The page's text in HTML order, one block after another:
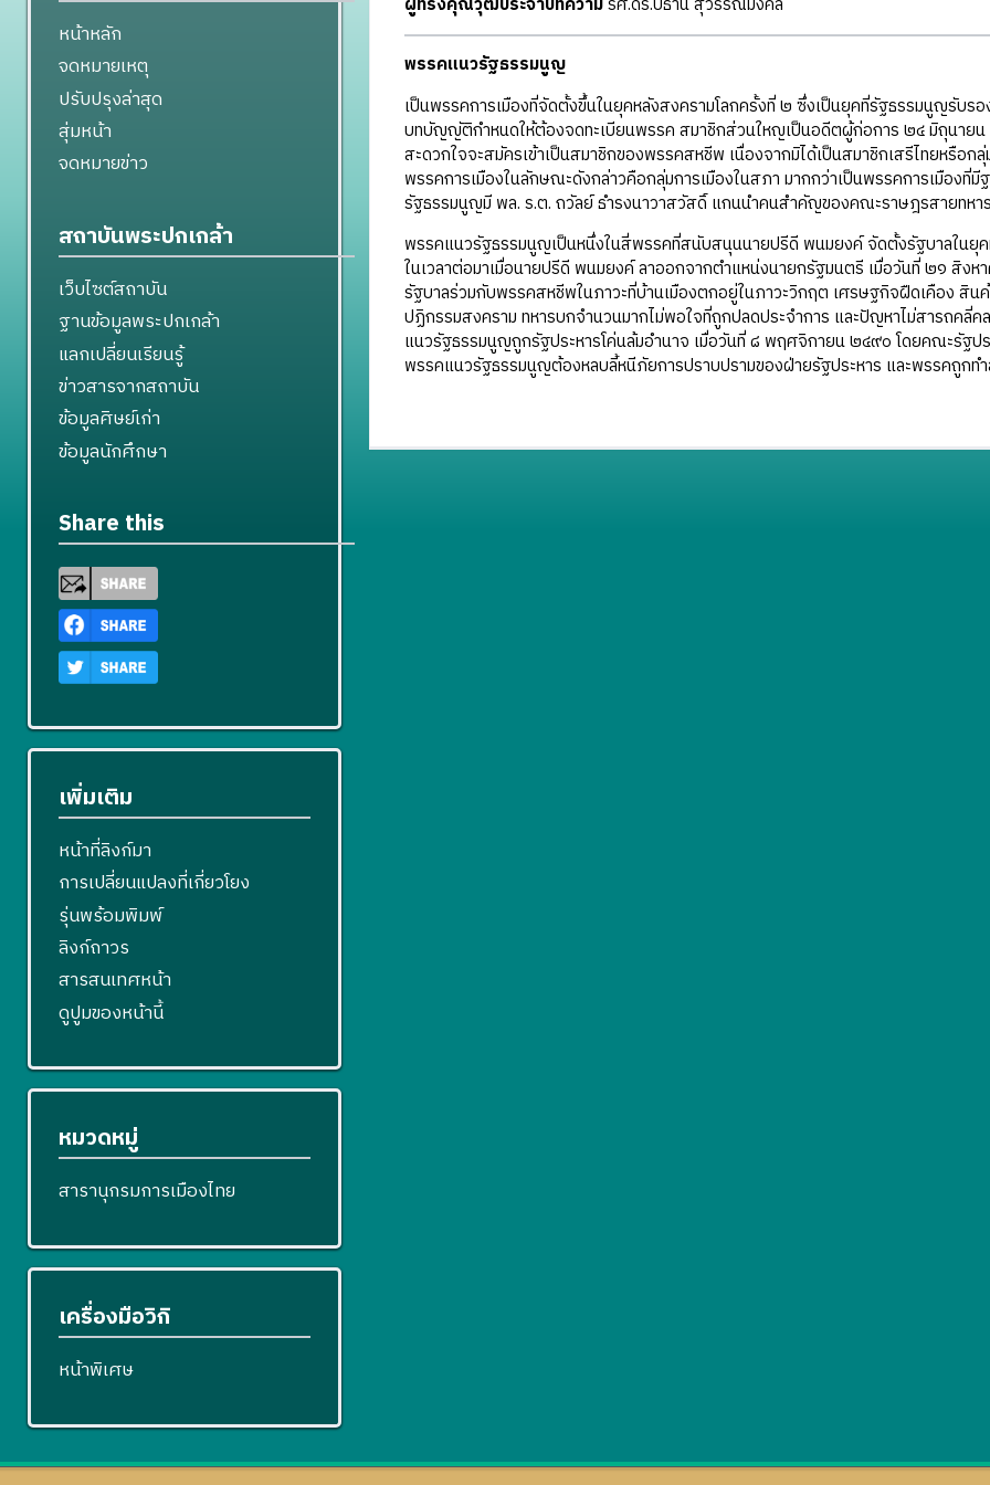
พรรคแนวรัฐธรรมนูญ
เป็นพรรคการเมืองที่จัดตั้งขึ้นในยุคหลังสงครามโลกครั้งที่ ๒ ซึ่งเป็นยุคที่รัฐธรรมนูญรับร
บทบัญญัติกำหนดให้ต้องจดทะเบียนพรรค สมาชิกส่วนใหญเป็นอดีตผู้ก่อการ ๒๔ มิถุนาย
สะดวกใจจะสมัครเข้าเป็นสมาชิกของพรรคสหชีพ เนื่องจากมิได้เป็นสมาชิกเสรีไทยหรือ
พรรคการเมืองในลักษณะดังกล่าวคือกลุ่มการเมืองในสภา มากกว่าเป็นพรรคการเมือง
รัฐธรรมนูญมี พล. ร.ต. ถวัลย์ ธำรงนาวาสวัสดิ์ แกนนำคนสำคัญของคณะราษฎรสายทหา
พรรคแนวรัฐธรรมนูญเป็นหนึ่งในสี่พรรคที่สนับสนุนนายปรีดี พนมยงค์ จัดตั้งรัฐบาลในยุ
ในเวลาต่อมาเมื่อนายปรีดี พนมยงค์ ลาออกจากตำแหน่งนายกรัฐมนตรี เมื่อวันที่ ๒๑ สิ
รัฐบาลร่วมกับพรรคสหชีพในภาวะที่บ้านเมืองตกอยู่ในภาวะวิกฤต เศรษฐกิจฝืดเคือง สิน
ปฏิกรรมสงคราม ทหารบกจำนวนมากไม่พอใจที่ถูกปลดประจำการ และปัญหาไม่สารถคลี่
แนวรัฐธรรมนูญถูกรัฐประหารโค่นล้มอำนาจ เมื่อวันที่ ๘ พฤศจิกายน ๒๔๙๐ โดยคณะรัฐ
พรรคแนวรัฐธรรมนูญต้องหลบลี้หนีภัยการปราบปรามของฝ่ายรัฐประหาร และพรรคถูกท
หน้าหลัก
จดหมายเหตุ
ปรับปรุงล่าสุด
สุ่มหน้า
จดหมายข่าว
สถาบันพระปกเกล้า
เว็บไซต์สถาบัน
ฐานข้อมูลพระปกเกล้า
แลกเปลี่ยนเรียนรู้
ข่าวสารจากสถาบัน
ข้อมูลศิษย์เก่า
ข้อมูลนักศึกษา
Share this
เพิ่มเติม
หน้าที่ลิงก์มา
การเปลี่ยนแปลงที่เกี่ยวโยง
รุ่นพร้อมพิมพ์
ลิงก์ถาวร
สารสนเทศหน้า
ดูปูมของหน้านี้
หมวดหมู่
สารานุกรมการเมืองไทย
เครื่องมือวิกิ
หน้าพิเศษ